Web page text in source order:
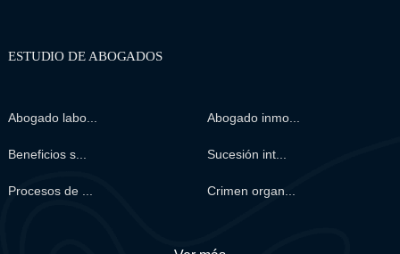
ESTUDIO DE ABOGADOS
Abogado labo... Abogado inmo...
Beneficios s... Sucesión int...
Procesos de ... Crimen organ...